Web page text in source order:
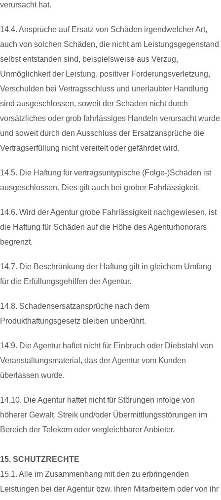
verursacht hat.
14.4. Ansprüche auf Ersatz von Schäden irgendwelcher Art,
auch von solchen Schäden, die nicht am Leistungsgegenstand
selbst entstanden sind, beispielsweise aus Verzug,
Unmöglichkeit der Leistung, positiver Forderungsverletzung,
Verschulden bei Vertragsschluss und unerlaubter Handlung
sind ausgeschlossen, soweit der Schaden nicht durch
vorsätzliches oder grob fahrlässiges Handeln verursacht wurde
und soweit durch den Ausschluss der Ersatzansprüche die
Vertragserfüllung nicht vereitelt oder gefährdet wird.
14.5. Die Haftung für vertragsuntypische (Folge-)Schäden ist
ausgeschlossen. Dies gilt auch bei grober Fahrlässigkeit.
14.6. Wird der Agentur grobe Fahrlässigkeit nachgewiesen, ist
die Haftung für Schäden auf die Höhe des Agenturhonorars
begrenzt.
14.7. Die Beschränkung der Haftung gilt in gleichem Umfang
für die Erfüllungsgehilfen der Agentur.
14.8. Schadensersatzansprüche nach dem
Produkthaftungsgesetz bleiben unberührt.
14.9. Die Agentur haftet nicht für Einbruch oder Diebstahl von
Veranstaltungsmaterial, das der Agentur vom Kunden
überlassen wurde.
14.10. Die Agentur haftet nicht für Störungen infolge von
höherer Gewalt, Streik und/oder Übermittlungsstörungen im
Bereich der Telekom oder vergleichbarer Anbieter.
15. SCHUTZRECHTE
15.1. Alle im Zusammenhang mit den zu erbringenden
Leistungen bei der Agentur bzw. ihren Mitarbeitern oder von ihr